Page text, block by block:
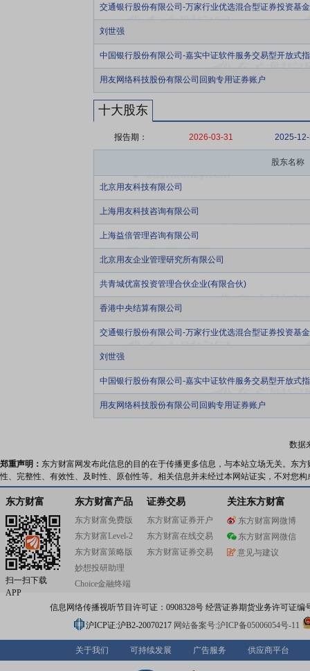
交通银行股份有限公司-万家行业优选混合型证券投资基
刘世强
中国银行股份有限公司-嘉实中证软件服务交易型开放式
用友网络科技股份有限公司回购专用证券账户
十大股东
报告期： 2026-03-31 2025-
股东名称
北京用友科技有限公司
上海用友科技咨询有限公司
上海益倍管理咨询有限公司
北京用友企业管理研究所有限公司
共青城优富投资管理合伙企业(有限合伙)
香港中央结算有限公司
交通银行股份有限公司-万家行业优选混合型证券投资基
刘世强
中国银行股份有限公司-嘉实中证软件服务交易型开放式
用友网络科技股份有限公司回购专用证券账户
数据
郑重声明： 东方财富网发布此信息的目的在于传播更多信息，与本站立场无关。东
性、完整性、有效性、及时性、原创性等。相关信息并未经过本网站证实，不对您
东方财富
扫一扫下载
APP
东方财富产品
东方财富免费版
东方财富Level-2
东方财富策略版
妙想投研助理
Choice金融终端
证券交易
东方财富证券开户
东方财富在线交易
东方财富证券交易
关注东方财富
东方财富网微博
东方财富网微信
意见与建议
信息网络传播视听节目许可证：0908328号 经营证券期货业务许可证编
沪ICP证:沪B2-20070217 网站备案号:沪ICP备05006054号-11
关于我们 可持续发展 广告服务 供应商平台